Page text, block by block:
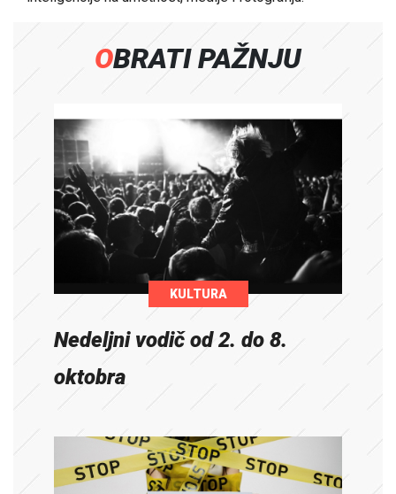
OBRATI PAŽNJU
KULTURA
Nedeljni vodič od 2. do 8.
oktobra